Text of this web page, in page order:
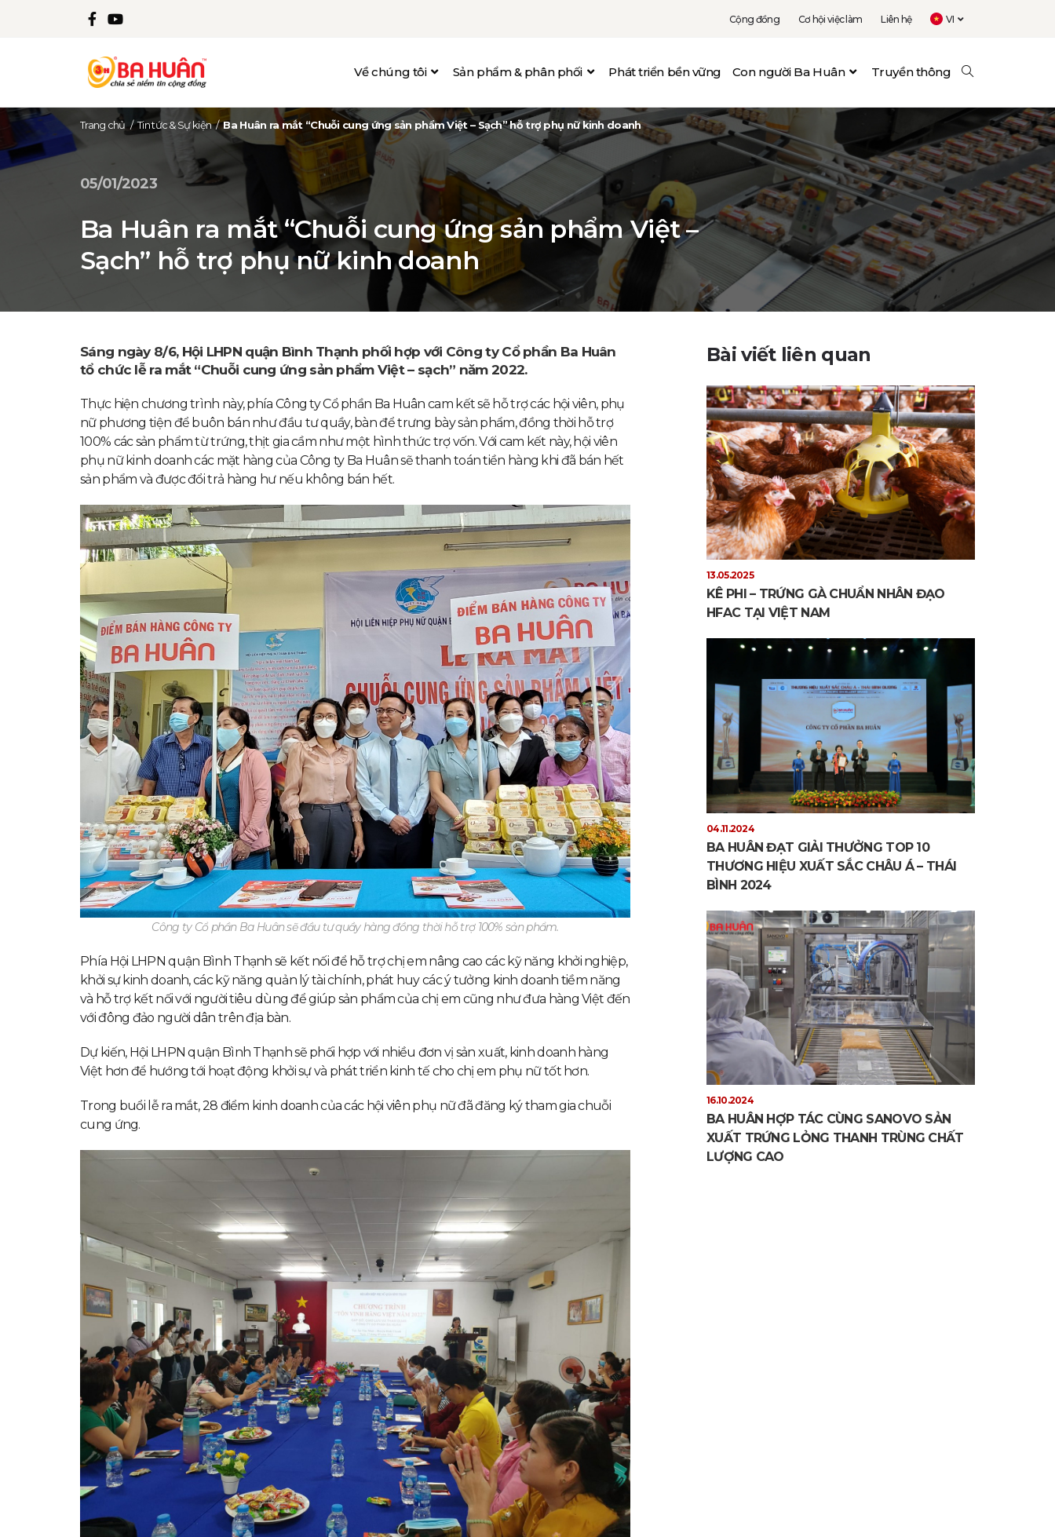
Cộng đồng Cơ hội việc làm Liên hệ VI
Về chúng tôi Sản phẩm & phân phối Phát triển bền vững Con người Ba Huân Truyền thông
Trang chủ / Tin tức & Sự kiện / Ba Huân ra mắt “Chuỗi cung ứng sản phẩm Việt – Sạch” hỗ trợ phụ nữ kinh doanh
05/01/2023
Ba Huân ra mắt “Chuỗi cung ứng sản phẩm Việt –
Sạch” hỗ trợ phụ nữ kinh doanh
Sáng ngày 8/6, Hội LHPN quận Bình Thạnh phối hợp với Công ty Cổ phần Ba Huân
tổ chức lễ ra mắt “Chuỗi cung ứng sản phẩm Việt – sạch” năm 2022.
Thực hiện chương trình này, phía Công ty Cổ phần Ba Huân cam kết sẽ hỗ trợ các hội viên, phụ
nữ phương tiện để buôn bán như đầu tư quầy, bàn để trưng bày sản phẩm, đồng thời hỗ trợ
100% các sản phẩm từ trứng, thịt gia cầm như một hình thức trợ vốn. Với cam kết này, hội viên
phụ nữ kinh doanh các mặt hàng của Công ty Ba Huân sẽ thanh toán tiền hàng khi đã bán hết
sản phẩm và được đổi trả hàng hư nếu không bán hết.
Công ty Cổ phần Ba Huân sẽ đầu tư quầy hàng đồng thời hỗ trợ 100% sản phẩm.
Phía Hội LHPN quận Bình Thạnh sẽ kết nối để hỗ trợ chị em nâng cao các kỹ năng khởi nghiệp,
khởi sự kinh doanh, các kỹ năng quản lý tài chính, phát huy các ý tưởng kinh doanh tiềm năng
và hỗ trợ kết nối với người tiêu dùng để giúp sản phẩm của chị em cũng như đưa hàng Việt đến
với đông đảo người dân trên địa bàn.
Dự kiến, Hội LHPN quận Bình Thạnh sẽ phối hợp với nhiều đơn vị sản xuất, kinh doanh hàng
Việt hơn để hướng tới hoạt động khởi sự và phát triển kinh tế cho chị em phụ nữ tốt hơn.
Trong buổi lễ ra mắt, 28 điểm kinh doanh của các hội viên phụ nữ đã đăng ký tham gia chuỗi
cung ứng.
Bài viết liên quan
13.05.2025
KÊ PHI – TRỨNG GÀ CHUẨN NHÂN ĐẠO
HFAC TẠI VIỆT NAM
04.11.2024
BA HUÂN ĐẠT GIẢI THƯỞNG TOP 10
THƯƠNG HIỆU XUẤT SẮC CHÂU Á – THÁI
BÌNH 2024
16.10.2024
BA HUÂN HỢP TÁC CÙNG SANOVO SẢN
XUẤT TRỨNG LỎNG THANH TRÙNG CHẤT
LƯỢNG CAO